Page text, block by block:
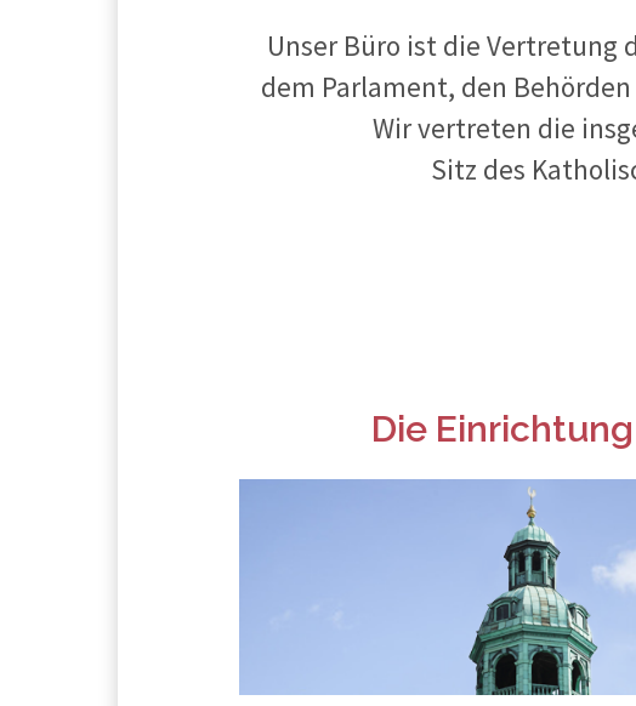
Unser Büro ist die Vertretung
dem Parlament, den
Wir vertreten die
Sitz des
Die